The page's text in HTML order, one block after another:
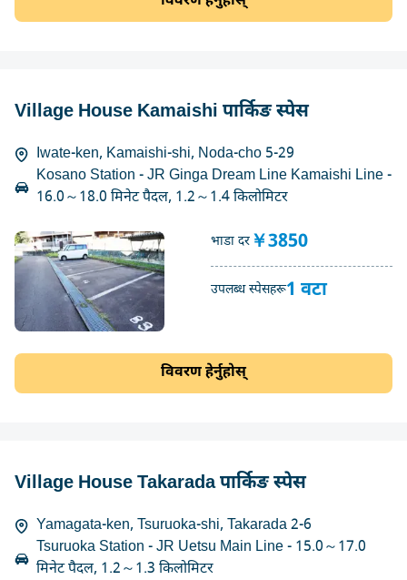
Village House Kamaishi पार्किङ स्पेस
Iwate-ken, Kamaishi-shi, Noda-cho 5-29
Kosano Station - JR Ginga Dream Line Kamaishi Line -
16.0～18.0 मिनेट पैदल, 1.2～1.4 किलोमिटर
भाडा दर ￥3850
उपलब्ध स्पेसहरू1 वटा
विवरण हेर्नुहोस्
Village House Takarada पार्किङ स्पेस
Yamagata-ken, Tsuruoka-shi, Takarada 2-6
Tsuruoka Station - JR Uetsu Main Line - 15.0～17.0
मिनेट पैदल, 1.2～1.3 किलोमिटर